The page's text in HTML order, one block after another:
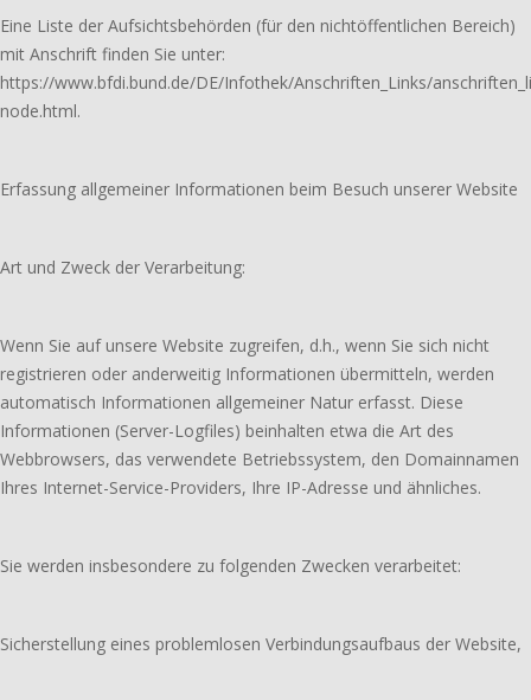
Eine Liste der Aufsichtsbehörden (für den nichtöffentlichen Bereich)
mit Anschrift finden Sie unter:
https://www.bfdi.bund.de/DE/Infothek/Anschriften_Links/
node.html.
Erfassung allgemeiner Informationen beim Besuch unserer Website
Art und Zweck der Verarbeitung:
Wenn Sie auf unsere Website zugreifen, d.h., wenn Sie sich nicht
registrieren oder anderweitig Informationen übermitteln, werden
automatisch Informationen allgemeiner Natur erfasst. Diese
Informationen (Server-Logfiles) beinhalten etwa die Art des
Webbrowsers, das verwendete Betriebssystem, den Domainnamen
Ihres Internet-Service-Providers, Ihre IP-Adresse und ähnliches.
Sie werden insbesondere zu folgenden Zwecken verarbeitet:
Sicherstellung eines problemlosen Verbindungsaufbaus der Website,